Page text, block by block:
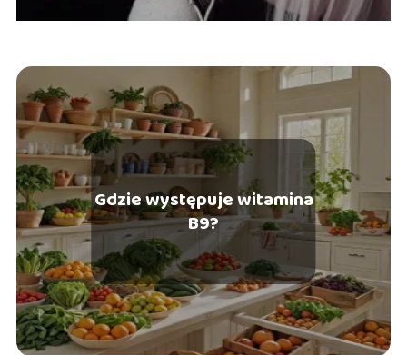
Gdzie występuje witamina
B9?